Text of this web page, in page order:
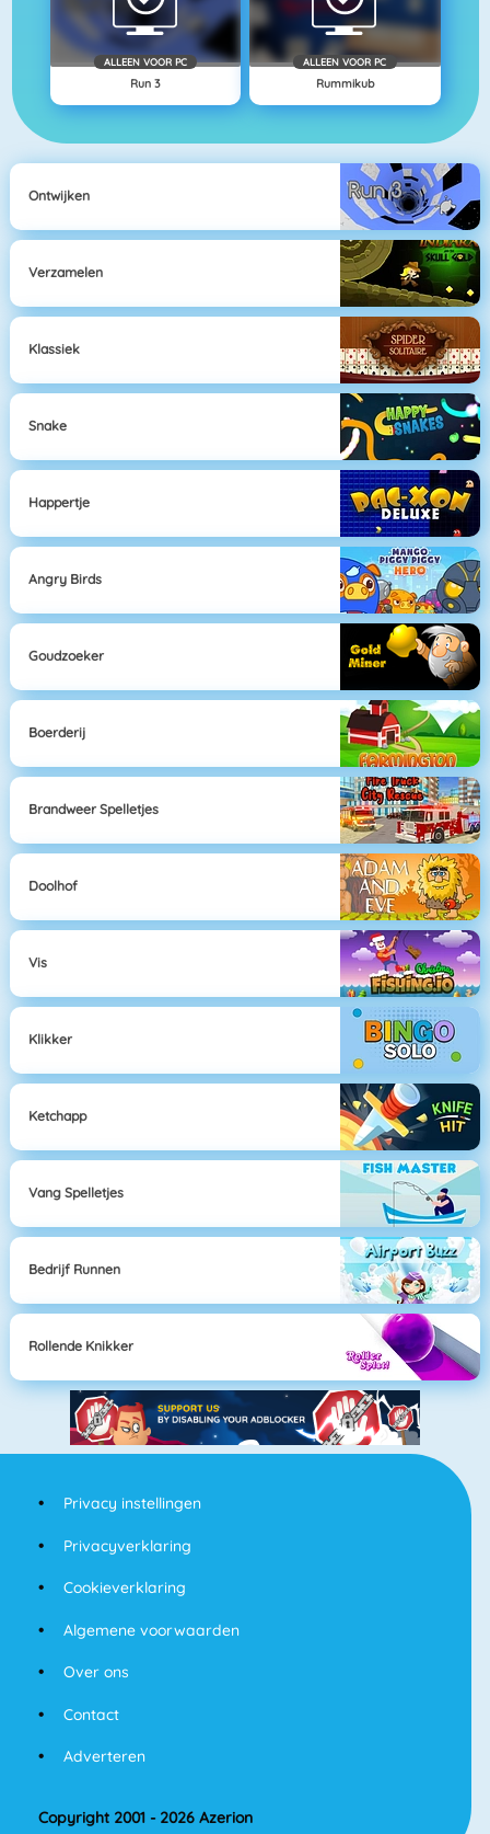
ALLEEN VOOR PC
Run 3
ALLEEN VOOR PC
Rummikub
Ontwijken
Verzamelen
Klassiek
Snake
Happertje
Angry Birds
Goudzoeker
Boerderij
Brandweer Spelletjes
Doolhof
Vis
Klikker
Ketchapp
Vang Spelletjes
Bedrijf Runnen
Rollende Knikker
Privacy instellingen
Privacyverklaring
Cookieverklaring
Algemene voorwaarden
Over ons
Contact
Adverteren
Copyright 2001 - 2026 Azerion